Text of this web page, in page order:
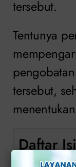
tersebut.
Tentunya
tersebut,
Daftar Isi